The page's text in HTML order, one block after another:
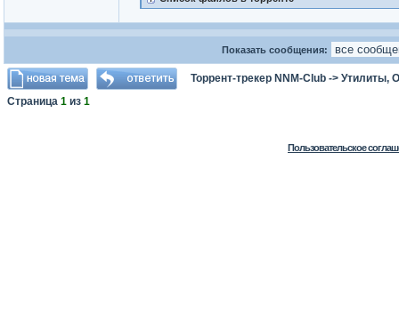
Показать сообщения:
Торрент-трекер NNM-Club -> Утилиты,
Страница 1 из 1
Пользовательское